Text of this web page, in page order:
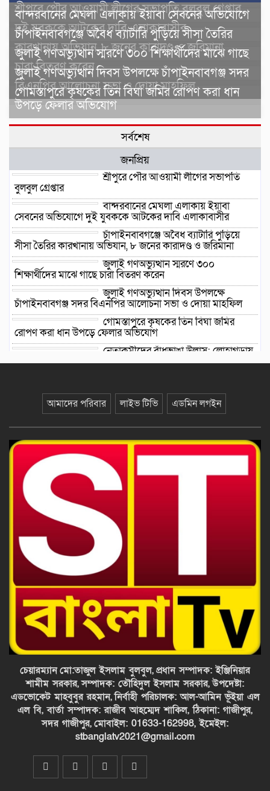
শ্রীপুরে পৌর আওয়ামী লীগের সভাপতি বুলবুল গ্রেপ্তার
বান্দরবানের মেঘলা এলাকায় ইয়াবা সেবনের অভিযোগে
দুই যুবককে আটকের দাবি এলাকাবাসীর
চাঁপাইনবাবগঞ্জে অবৈধ ব্যাটারি পুড়িয়ে সীসা তৈরির
কারখানায় অভিযান, ৮ জনের কারাদণ্ড ও জরিমানা
জুলাই গণঅভ্যুত্থান স্মরণে ৩০০ শিক্ষার্থীদের মাঝে গাছে
চারা বিতরণ করেন
জুলাই গণঅভ্যুত্থান দিবস উপলক্ষে চাঁপাইনবাবগঞ্জ সদর
বিএনপির আলোচনা সভা ও দোয়া মাহফিল
গোমস্তাপুরে কৃষকের তিন বিঘা জমির রোপণ করা ধান
উপড়ে ফেলার অভিযোগ
সর্বশেষ
জনপ্রিয়
শ্রীপুরে পৌর আওয়ামী লীগের সভাপতি
বুলবুল গ্রেপ্তার
বান্দরবানের মেঘলা এলাকায় ইয়াবা
সেবনের অভিযোগে দুই যুবককে আটকের দাবি এলাকাবাসীর
চাঁপাইনবাবগঞ্জে অবৈধ ব্যাটারি পুড়িয়ে
সীসা তৈরির কারখানায় অভিযান, ৮ জনের কারাদণ্ড ও জরিমানা
জুলাই গণঅভ্যুত্থান স্মরণে ৩০০
শিক্ষার্থীদের মাঝে গাছে চারা বিতরণ করেন
জুলাই গণঅভ্যুত্থান দিবস উপলক্ষে
চাঁপাইনবাবগঞ্জ সদর বিএনপির আলোচনা সভা ও দোয়া মাহফিল
গোমস্তাপুরে কৃষকের তিন বিঘা জমির
রোপণ করা ধান উপড়ে ফেলার অভিযোগ
নেতাকর্মীদের বাঁধভাঙা উল্লাস: লোহাগড়ায়
বিএনপির ৪ নেতার বহিষ্কারাদেশ প্রত্যাহারে আনন্দ মিছিল।
ফিরে পেলেন মো. মশিয়ার রহমান সান্টু
ক্ষুদে শিক্ষার্থীদের অংশগ্রহণে আনন্দঘন
অনুষ্ঠান অনুষ্ঠিত
একজন পরীক্ষার্থী, দায়িত্বে ১৭ জন:
আমাদের পরিবার লাইভ টিভি এডমিন লগইন
চেয়ারম্যানমো:তাজুল ইসলাম বুলবুল,প্রধান সম্পাদক: ইঞ্জিনিয়ার
শামীম সরকার,সম্পাদক: তৌহিদুল ইসলাম সরকার,উপদেষ্টা:
এডভোকেট মাহবুবুর রহমান,নির্বাহী পরিচালক: আল-আমিন ভূঁইয়া এল
এল বি, বার্তা সম্পাদক: রাজীব আহম্মেদ শাকিল, ঠিকানা: গাজীপুর,
সদর গাজীপুর,মোবাইল: 01633-162998, ইমেইল:
stbanglatv2021@gmail.com